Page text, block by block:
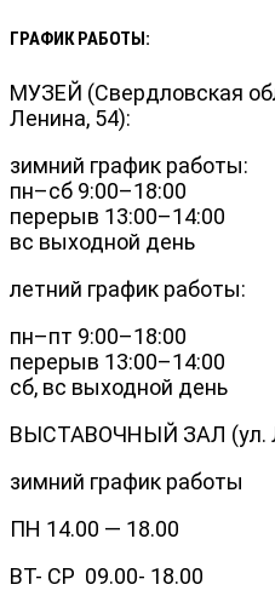
ГРАФИК РАБОТЫ:
МУЗЕЙ (Свердловская
Ленина, 54):
зимний график работы:
пн–сб 9:00–18:00
перерыв 13:00–14:00
вс выходной день
летний график работы:
пн–пт 9:00–18:00
перерыв 13:00–14:00
сб, вс выходной день
ВЫСТАВОЧНЫЙ ЗАЛ (ул.
зимний график работы
ПН 14.00 — 18.00
ВТ- СР 09.00- 18.00